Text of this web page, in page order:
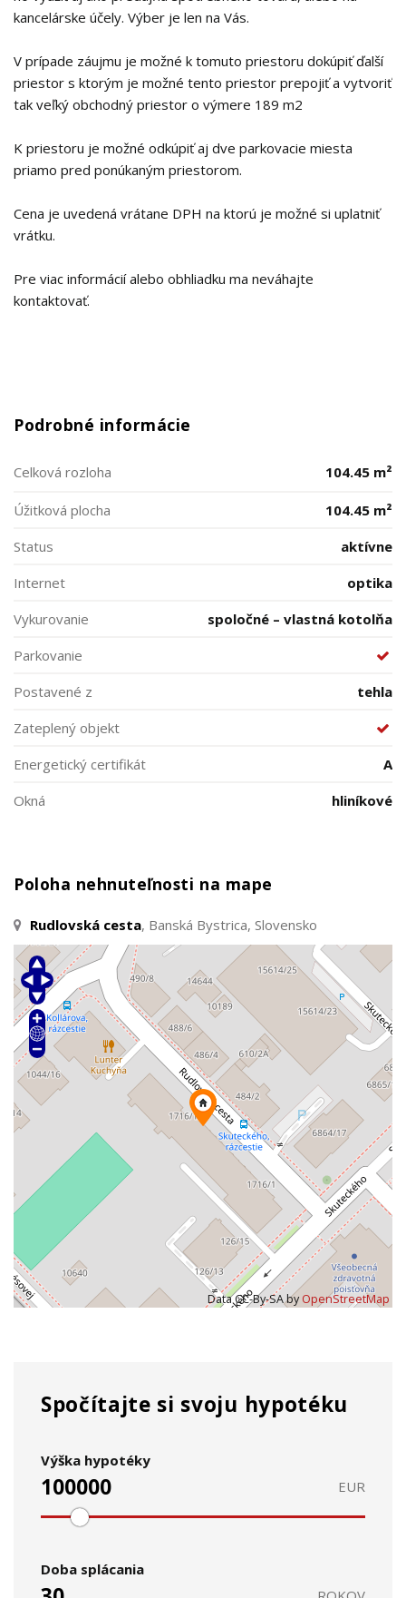
kancelárske účely. Výber je len na Vás.
V prípade záujmu je možné k tomuto priestoru dokúpiť ďalší
priestor s ktorým je možné tento priestor prepojiť a vytvoriť
tak veľký obchodný priestor o výmere 189 m2
K priestoru je možné odkúpiť aj dve parkovacie miesta
priamo pred ponúkaným priestorom.
Cena je uvedená vrátane DPH na ktorú je možné si uplatniť
vrátku.
Pre viac informácií alebo obhliadku ma neváhajte
kontaktovať.
Podrobné informácie
Celková rozloha 104.45 m²
Úžitková plocha
104.45 m²
Status
aktívne
Internet
optika
Vykurovanie
spoločné – vlastná kotolňa
Parkovanie
Postavené z
tehla
Zateplený objekt
Energetický certifikát
A
Okná
hliníkové
Poloha nehnuteľnosti na mape
Rudlovská cesta, Banská Bystrica, Slovensko
Data CC-By-SA by OpenStreetMap
Spočítajte si svoju hypotéku
Výška hypotéky
EUR
Doba splácania